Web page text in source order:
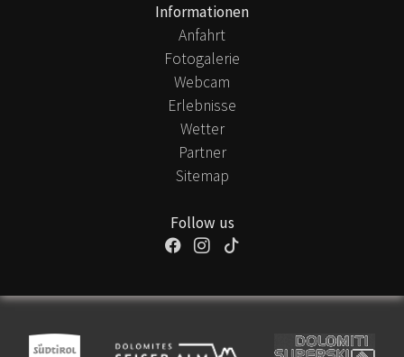
Informationen
Anfahrt
Fotogalerie
Webcam
Erlebnisse
Wetter
Partner
Sitemap
Follow us